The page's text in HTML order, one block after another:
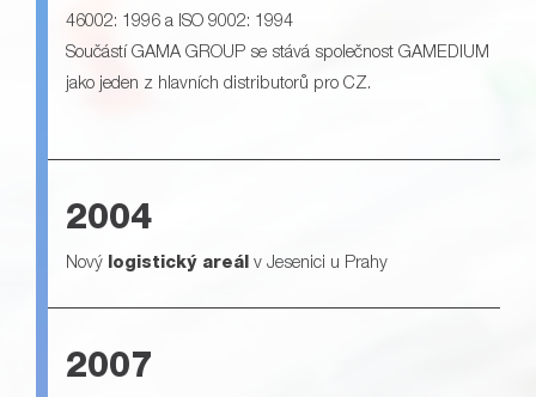
46002: 1996 a ISO 9002: 1994
Součástí GAMA GROUP se stává společnost GAMEDIUM
jako jeden z hlavních distributorů pro CZ.
2004
Nový logistický areál v Jesenici u Prahy
2007